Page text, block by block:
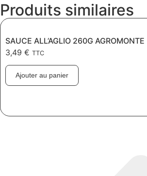
Produits similaires
SAUCE ALL’AGLIO 260G AGROMONTE
3,49 € TTC
Ajouter au panier